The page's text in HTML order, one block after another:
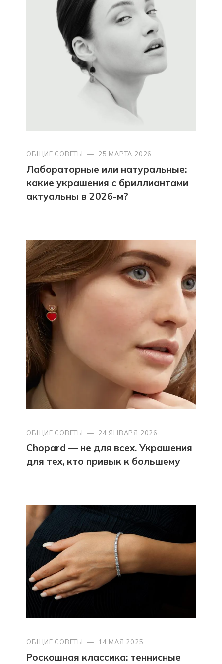
ОБЩИЕ СОВЕТЫ — 25 МАРТА 2026
Лабораторные или натуральные:
какие украшения с бриллиантами
актуальны в 2026-м?
ОБЩИЕ СОВЕТЫ — 24 ЯНВАРЯ 2026
Chopard — не для всех. Украшения
для тех, кто привык к большему
ОБЩИЕ СОВЕТЫ — 14 МАЯ 2025
Роскошная классика: теннисные